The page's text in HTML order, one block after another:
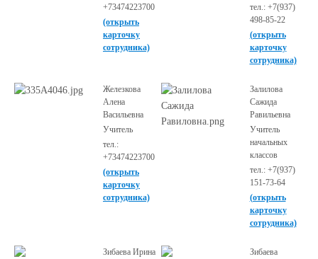
+73474223700
(открыть
карточку
сотрудника)
тел.: +7(937)
498-85-22
(открыть
карточку
сотрудника)
Железкова
Алена
Васильевна
Учитель
тел.:
+73474223700
(открыть
карточку
сотрудника)
Залилова
Сажида
Равильевна
Учитель
начальных
классов
тел.: +7(937)
151-73-64
(открыть
карточку
сотрудника)
Зибаева Ирина
Зибаева